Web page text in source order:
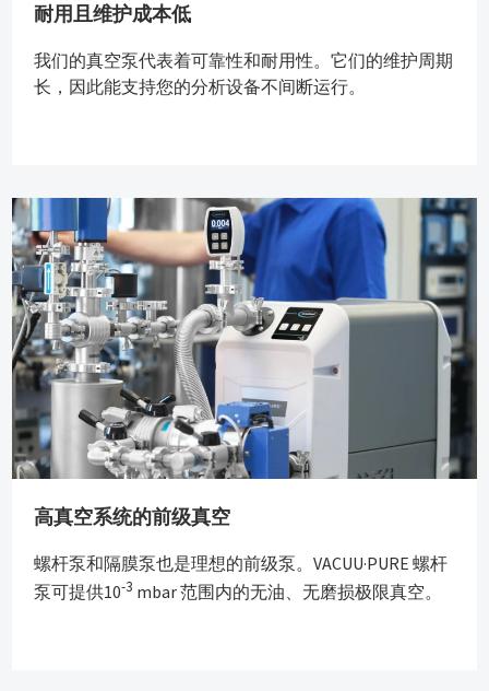
耐用且维护成本低
我们的真空泵代表着可靠性和耐用性。它们的维护周期
长，因此能支持您的分析设备不间断运行。
高真空系统的前级真空
螺杆泵和隔膜泵也是理想的前级泵。VACUU·PURE 螺杆
泵可提供10-3 mbar 范围内的无油、无磨损极限真空。